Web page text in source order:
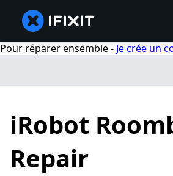
Pour réparer ensemble - Je crée un
iRobot
Repair